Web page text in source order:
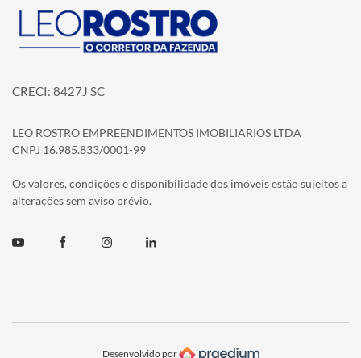
Página inicial
CRECI: 8427J SC
LEO ROSTRO EMPREENDIMENTOS IMOBILIARIOS LTDA
CNPJ 16.985.833/0001-99
Os valores, condições e disponibilidade dos imóveis estão sujeitos a
alterações sem aviso prévio.
Youtube FacebookInstagramLinkedin
Desenvolvido por